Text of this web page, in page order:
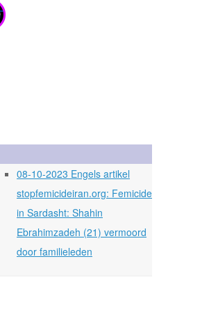
08-10-2023 Engels artikel
stopfemicideiran.org: Femicide
in Sardasht: Shahin
Ebrahimzadeh (21) vermoord
door familieleden